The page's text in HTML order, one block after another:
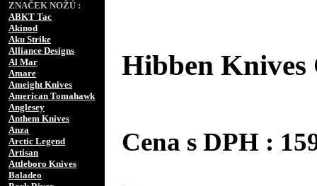
ZNAČEK NOŽŮ :
ABKT Tac
Akinod
Aku Strike
Alliance Designs
Al Mar
Amare
Ameight Knives
American Tomahawk
Anglesey
Anthem Knives
Anza
Arctic Legend
Artisan
Attleboro Knives
Baladeo
Hibben Knives
Cena s DPH :